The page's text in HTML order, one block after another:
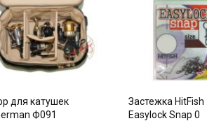
для катушек
Ф091
Застежка HitFish
Easylock Snap 0